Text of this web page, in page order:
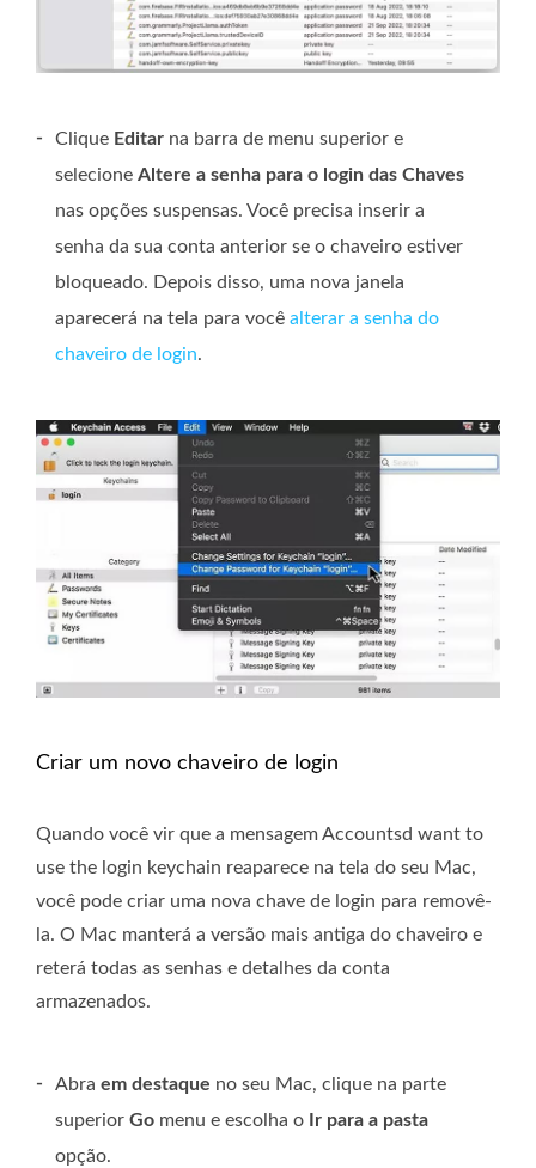
- Clique Editar na barra de menu superior e
selecione Altere a senha para o login das Chaves
nas opções suspensas. Você precisa inserir a
senha da sua conta anterior se o chaveiro estiver
bloqueado. Depois disso, uma nova janela
aparecerá na tela para você alterar a senha do
chaveiro de login.
Criar um novo chaveiro de login
Quando você vir que a mensagem Accountsd want to
use the login keychain reaparece na tela do seu Mac,
você pode criar uma nova chave de login para removê-
la. O Mac manterá a versão mais antiga do chaveiro e
reterá todas as senhas e detalhes da conta
armazenados.
- Abra em destaque no seu Mac, clique na parte
superior Go menu e escolha o
Ir para a pasta
opção.